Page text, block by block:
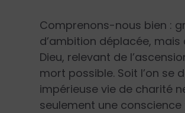
Comprenons-nous bien :
d’ambition déplacée,
Dieu, relevant de
mort possible. Soit l’on se
impérieuse vie de charité
seulement une conscience